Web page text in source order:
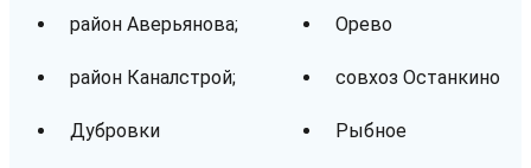
район Аверьянова;
район Каналстрой;
Дубровки
Орево
совхоз Останкино
Рыбное